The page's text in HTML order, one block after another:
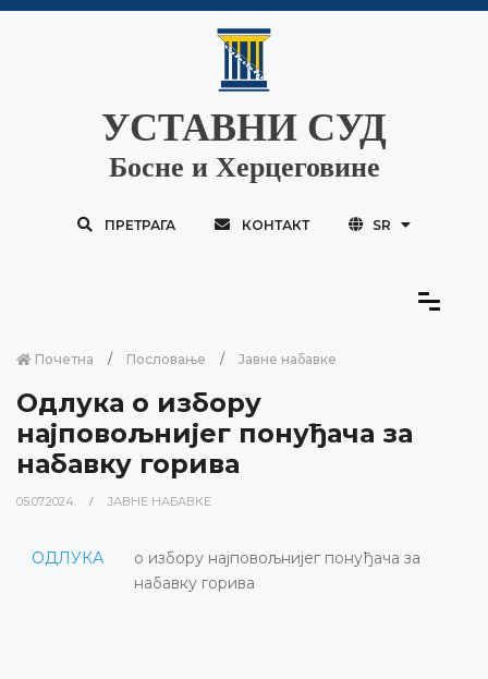
УСТАВНИ СУД
Босне и Херцеговине
ПРЕТРАГА КОНТАКТ SR
Почетна Пословање Јавне набавке
Одлука о избору
најповољнијег понуђача за
набавку горива
05.07.2024. ЈАВНЕ НАБАВКЕ
ОДЛУКА
о избору најповољнијег понуђача за
набавку горива